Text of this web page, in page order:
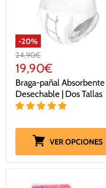
-20%
Precio
original
24,90€
Precio
actual
19,90€
Braga-pañal
Desechable | Dos Tallas
VER OPCIONES